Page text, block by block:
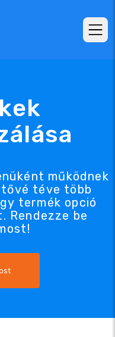
működnek
téve több
termék opció
Rendezze be